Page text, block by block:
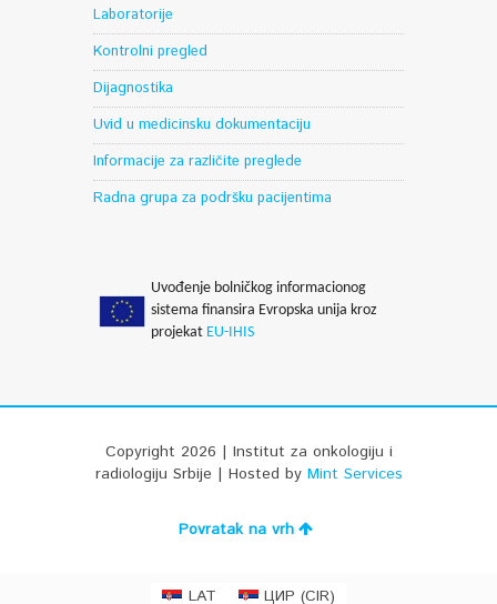
Laboratorije
Kontrolni pregled
Dijagnostika
Uvid u medicinsku dokumentaciju
Informacije za različite preglede
Radna grupa za podršku pacijentima
Uvođenje bolničkog informacionog
sistema finansira Evropska unija kroz
projekat EU-IHIS
Copyright 2026 | Institut za onkologiju i
radiologiju Srbije | Hosted by Mint Services
Povratak na vrh
LAT ЦИР (CIR)